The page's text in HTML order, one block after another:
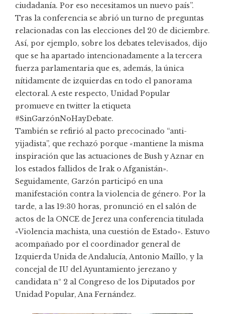
ciudadanía. Por eso necesitamos un nuevo país”.
Tras la conferencia se abrió un turno de preguntas
relacionadas con las elecciones del 20 de diciembre.
Así, por ejemplo, sobre los debates televisados, dijo
que se ha apartado intencionadamente a la tercera
fuerza parlamentaria que es, además, la única
nítidamente de izquierdas en todo el panorama
electoral. A este respecto, Unidad Popular
promueve en twitter la etiqueta
#SinGarzónNoHayDebate.
También se refirió al pacto precocinado “anti-
yijadista”, que rechazó porque «mantiene la misma
inspiración que las actuaciones de Bush y Aznar en
los estados fallidos de Irak o Afganistán».
Seguidamente, Garzón participó en una
manifestación contra la violencia de género. Por la
tarde, a las 19:30 horas, pronunció en el salón de
actos de la ONCE de Jerez una conferencia titulada
«Violencia machista, una cuestión de Estado». Estuvo
acompañado por el coordinador general de
Izquierda Unida de Andalucía, Antonio Maíllo, y la
concejal de IU del Ayuntamiento jerezano y
candidata nº 2 al Congreso de los Diputados por
Unidad Popular, Ana Fernández.